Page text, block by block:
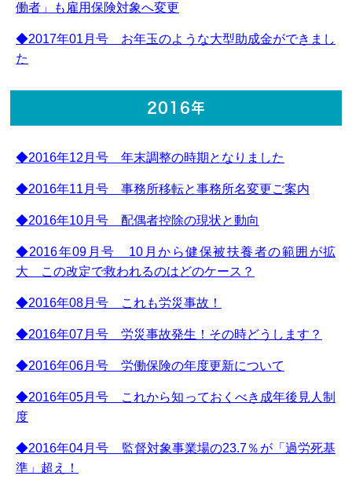
働者」も雇用保険対象へ変更
◆2017年01月号 お年玉のような大型助成金ができまし
た
2016年
◆2016年12月号 年末調整の時期となりました
◆2016年11月号 事務所移転と事務所名変更ご案内
◆2016年10月号 配偶者控除の現状と動向
◆2016年09月号 10月から健保被扶養者の範囲が拡
大 この改定で救われるのはどのケース？
◆2016年08月号 これも労災事故！
◆2016年07月号 労災事故発生！その時どうします？
◆2016年06月号 労働保険の年度更新について
◆2016年05月号 これから知っておくべき成年後見人制
度
◆2016年04月号 監督対象事業場の23.7％が「過労死基
準」超え！